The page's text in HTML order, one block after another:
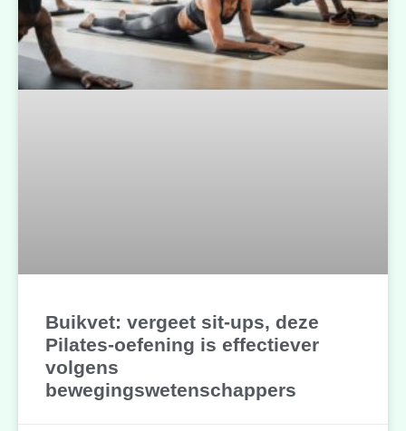
Buikvet: vergeet sit-ups, deze
Pilates-oefening is effectiever
volgens
bewegingswetenschappers